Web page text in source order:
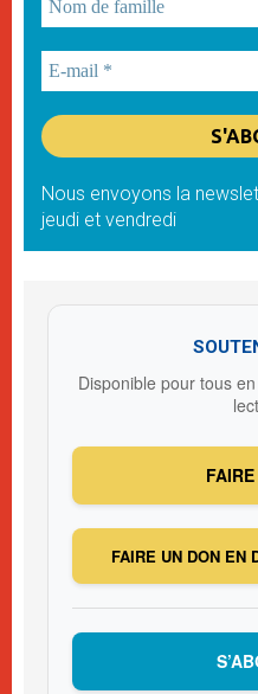
Nous envoyons la
jeudi et vendredi
Disponible pour tous
FAIRE UN DON EN